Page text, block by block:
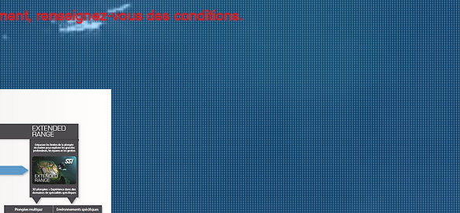
renseignez-vous des conditions.